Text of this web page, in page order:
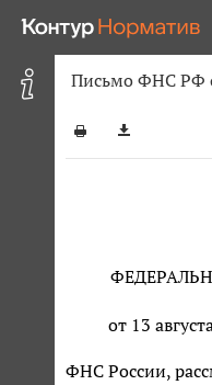
Письмо ФНС РФ
от 13
ФНС России,